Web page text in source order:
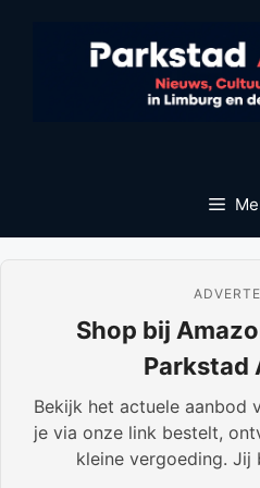
Shop bij
Parkstad
Bekijk het actuele aanbod
je via onze link bestelt,
kleine vergoeding. Jij